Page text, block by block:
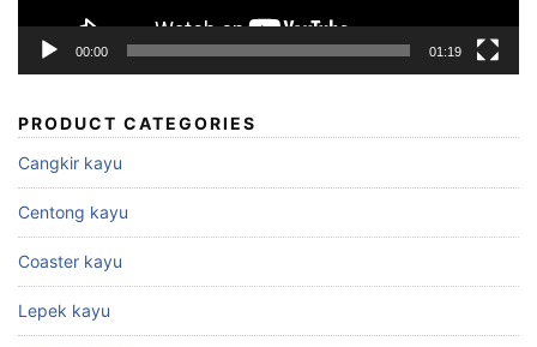
00:00 01:19
PRODUCT CATEGORIES
Cangkir kayu
Centong kayu
Coaster kayu
Lepek kayu